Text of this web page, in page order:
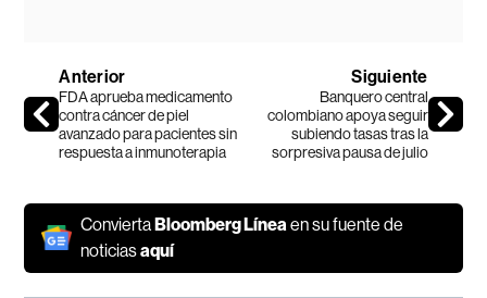
Anterior
FDA aprueba medicamento
contra cáncer de piel
avanzado para pacientes sin
respuesta a inmunoterapia
Siguiente
Banquero central
colombiano apoya seguir
subiendo tasas tras la
sorpresiva pausa de julio
ConviertaBloomberg Línea en su fuente de
noticiasaquí